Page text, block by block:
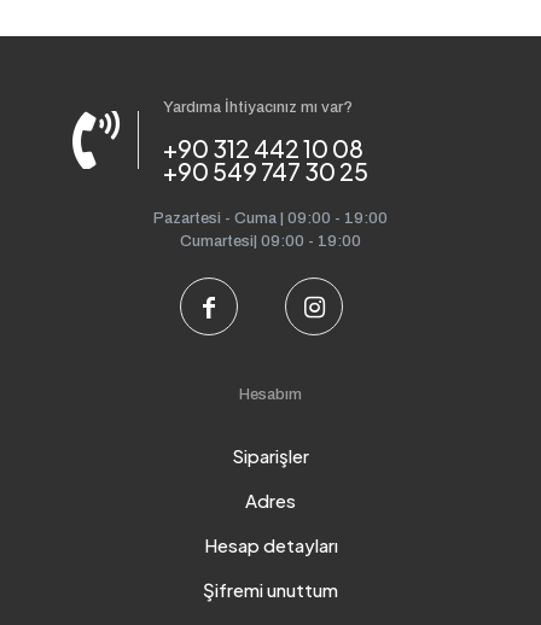
Yardıma İhtiyacınız mı var?
+90 312 442 10 08
+90 549 747 30 25
Pazartesi - Cuma | 09:00 - 19:00
Cumartesi| 09:00 - 19:00
Hesabım
Siparişler
Adres
Hesap detayları
Şifremi unuttum